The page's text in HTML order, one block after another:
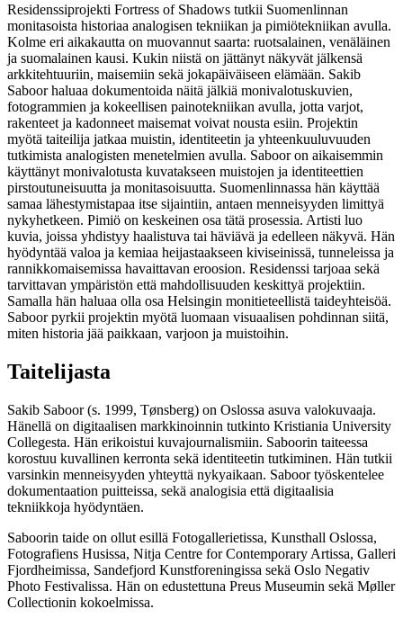
Residenssiprojekti Fortress of Shadows tutkii Suomenlinnan
monitasoista historiaa analogisen tekniikan ja pimiötekniikan avulla.
Kolme eri aikakautta on muovannut saarta: ruotsalainen, venäläinen
ja suomalainen kausi. Kukin niistä on jättänyt näkyvät jälkensä
arkkitehtuuriin, maisemiin sekä jokapäiväiseen elämään. Sakib
Saboor haluaa dokumentoida näitä jälkiä monivalotuskuvien,
fotogrammien ja kokeellisen painotekniikan avulla, jotta varjot,
rakenteet ja kadonneet maisemat voivat nousta esiin. Projektin
myötä taiteilija jatkaa muistin, identiteetin ja yhteenkuuluvuuden
tutkimista analogisten menetelmien avulla. Saboor on aikaisemmin
käyttänyt monivalotusta kuvatakseen muistojen ja identiteettien
pirstoutuneisuutta ja monitasoisuutta. Suomenlinnassa hän käyttää
samaa lähestymistapaa itse sijaintiin, antaen menneisyyden limittyä
nykyhetkeen. Pimiö on keskeinen osa tätä prosessia. Artisti luo
kuvia, joissa yhdistyy haalistuva tai häviävä ja edelleen näkyvä. Hän
hyödyntää valoa ja kemiaa heijastaakseen kiviseinissä, tunneleissa ja
rannikkomaisemissa havaittavan eroosion. Residenssi tarjoaa sekä
tarvittavan ympäristön että mahdollisuuden keskittyä projektiin.
Samalla hän haluaa olla osa Helsingin monitieteellistä taideyhteisöä.
Saboor pyrkii projektin myötä luomaan visuaalisen pohdinnan siitä,
miten historia jää paikkaan, varjoon ja muistoihin.
Taitelijasta
Sakib Saboor (s. 1999, Tønsberg) on Oslossa asuva valokuvaaja.
Hänellä on digitaalisen markkinoinnin tutkinto Kristiania University
Collegesta. Hän erikoistui kuvajournalismiin. Saboorin taiteessa
korostuu kuvallinen kerronta sekä identiteetin tutkiminen. Hän tutkii
varsinkin menneisyyden yhteyttä nykyaikaan. Saboor työskentelee
dokumentaation puitteissa, sekä analogisia että digitaalisia
tekniikkoja hyödyntäen.
Saboorin taide on ollut esillä Fotogallerietissa, Kunsthall Oslossa,
Fotografiens Husissa, Nitja Centre for Contemporary Artissa, Galleri
Fjordheimissa, Sandefjord Kunstforeningissa sekä Oslo Negativ
Photo Festivalissa. Hän on edustettuna Preus Museumin sekä Møller
Collectionin kokoelmissa.